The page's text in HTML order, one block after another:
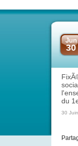
Jun
30
du
30